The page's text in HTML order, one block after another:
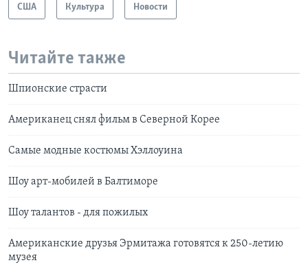
США Культура Новости
Читайте также
Шпионские страсти
Американец снял фильм в Северной Корее
Самые модные костюмы Хэллоуина
Шоу арт-мобилей в Балтиморе
Шоу талантов - для пожилых
Aмериканскиe друзья Эрмитажа готовятся к 250-летию
музея